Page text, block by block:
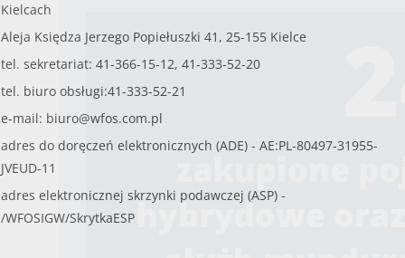
Kielcach
Aleja Księdza Jerzego Popiełuszki 41, 25-155 Kielce
tel. sekretariat: 41-366-15-12, 41-333-52-20
tel. biuro obsługi:41-333-52-21
e-mail: biuro@wfos.com.pl
adres do doręczeń elektronicznych (ADE) - AE:PL-80497-31955-
JVEUD-11
adres elektronicznej skrzynki podawczej (ASP) -
/WFOSIGW/SkrytkaESP